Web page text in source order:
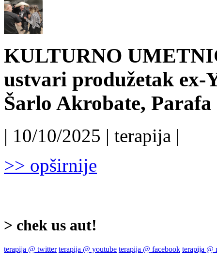
KULTURNO
ustvari produžetak ex-
Šarlo Akrobate,
| 10/10/2025 | terapija |
>> opširnije
> chek us aut!
terapija @ twitter terapija @ youtube terapija @ facebook terapija @